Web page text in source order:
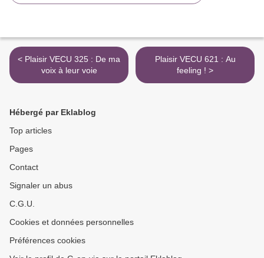
< Plaisir VECU 325 : De ma
voix à leur voie
Plaisir VECU 621 : Au
feeling ! >
Hébergé par Eklablog
Top articles
Pages
Contact
Signaler un abus
C.G.U.
Cookies et données personnelles
Préférences cookies